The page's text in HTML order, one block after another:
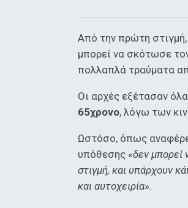
Από την πρώτη στιγμή,
μπορεί να σκότωσε
πολλαπλά τραύματα
Οι αρχές εξέτασαν
65χρονο, λόγω των
Ωστόσο, όπως
υπόθεσης «δεν
στιγμή, και υπάρχουν
και αυτοχειρία».